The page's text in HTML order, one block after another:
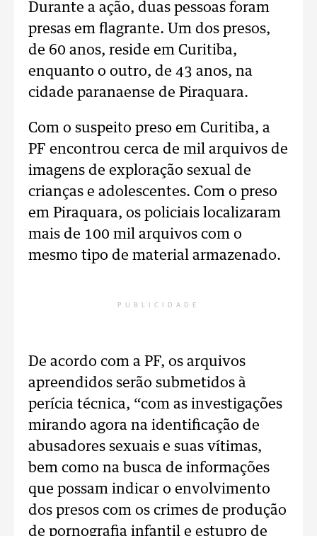
Durante a ação, duas pessoas foram
presas em flagrante. Um dos presos,
de 60 anos, reside em Curitiba,
enquanto o outro, de 43 anos, na
cidade paranaense de Piraquara.
Com o suspeito preso em Curitiba, a
PF encontrou cerca de mil arquivos de
imagens de exploração sexual de
crianças e adolescentes. Com o preso
em Piraquara, os policiais localizaram
mais de 100 mil arquivos com o
mesmo tipo de material armazenado.
PUBLICIDADE
De acordo com a PF, os arquivos
apreendidos serão submetidos à
perícia técnica, “com as investigações
mirando agora na identificação de
abusadores sexuais e suas vítimas,
bem como na busca de informações
que possam indicar o envolvimento
dos presos com os crimes de produção
de pornografia infantil e estupro de